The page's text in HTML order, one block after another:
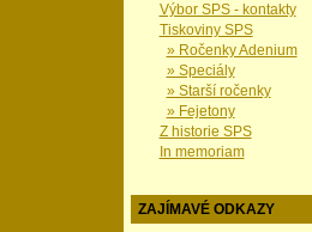
Výbor SPS - kontakty
Tiskoviny SPS
» Ročenky Adenium
» Speciály
» Starší ročenky
» Fejetony
Z historie SPS
In memoriam
ZAJÍMAVÉ ODKAZY